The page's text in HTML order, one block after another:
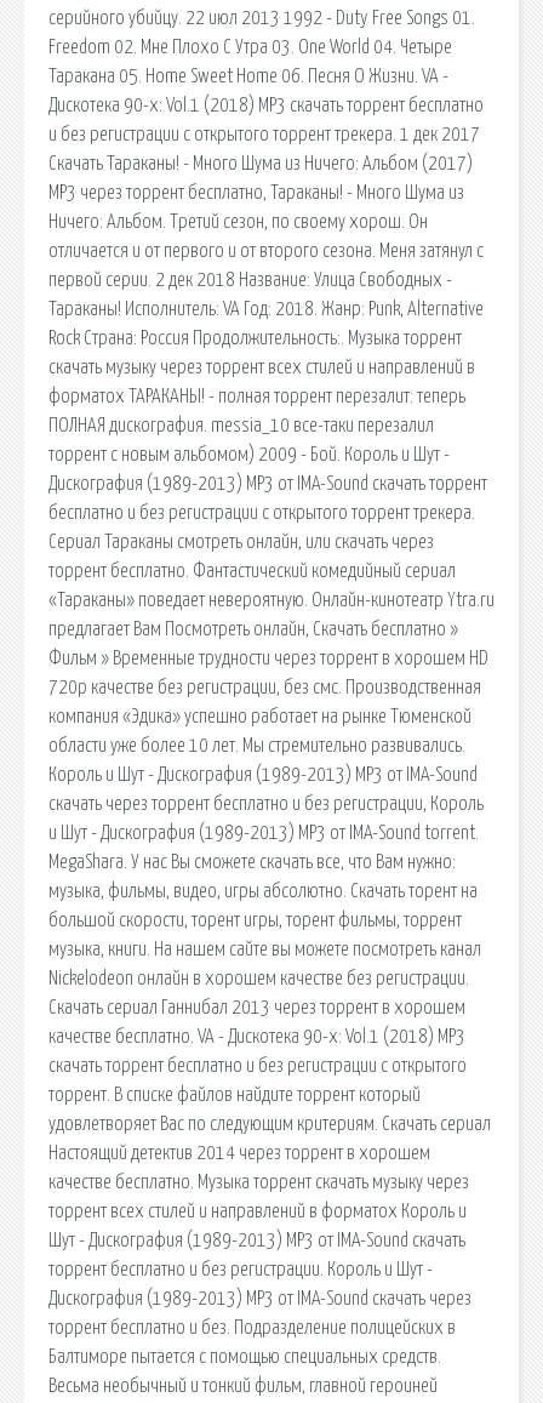
серийного убийцу. 22 июл 2013 1992 - Duty Free Songs 01.
Freedom 02. Мне Плохо С Утра 03. One World 04. Четыре
Таракана 05. Home Sweet Home 06. Песня О Жизни. VA -
Дискотека 90-х: Vol.1 (2018) MP3 скачать торрент бесплатно
и без регистрации с открытого торрент трекера. 1 дек 2017
Скачать Тараканы! - Много Шума из Ничего: Альбом (2017)
MP3 через торрент бесплатно, Тараканы! - Много Шума из
Ничего: Альбом. Третий сезон, по своему хорош. Он
отличается и от первого и от второго сезона. Меня затянул с
первой серии. 2 дек 2018 Название: Улица Свободных -
Тараканы! Исполнитель: VA Год: 2018. Жанр: Punk, Alternative
Rock Страна: Россия Продолжительность:. Музыка торрент
скачать музыку через торрент всех стилей и направлений в
форматох ТАРАКАНЫ! - полная торрент перезалит: теперь
ПОЛНАЯ дискография. messia_10 все-таки перезалил
торрент с новым альбомом) 2009 - Бой. Король и Шут -
Дискография (1989-2013) МР3 от IMA-Sound скачать торрент
бесплатно и без регистрации с открытого торрент трекера.
Сериал Тараканы смотреть онлайн, или скачать через
торрент бесплатно. Фантастический комедийный сериал
«Тараканы» поведает невероятную. Онлайн-кинотеатр Ytra.ru
предлагает Вам Посмотреть онлайн, Скачать бесплатно »
Фильм » Временные трудности через торрент в хорошем HD
720p качестве без регистрации, без смс. Производственная
компания «Эдика» успешно работает на рынке Тюменской
области уже более 10 лет. Мы стремительно развивались.
Король и Шут - Дискография (1989-2013) МР3 от IMA-Sound
скачать через торрент бесплатно и без регистрации, Король
и Шут - Дискография (1989-2013) МР3 от IMA-Sound torrent.
MegaShara. У нас Вы сможете скачать все, что Вам нужно:
музыка, фильмы, видео, игры абсолютно. Скачать торент на
большой скорости, торент игры, торент фильмы, торрент
музыка, книги. На нашем сайте вы можете посмотреть канал
Nickelodeon онлайн в хорошем качестве без регистрации.
Скачать сериал Ганнибал 2013 через торрент в хорошем
качестве бесплатно. VA - Дискотека 90-х: Vol.1 (2018) MP3
скачать торрент бесплатно и без регистрации с открытого
торрент. В списке файлов найдите торрент который
удовлетворяет Вас по следующим критериям. Скачать сериал
Настоящий детектив 2014 через торрент в хорошем
качестве бесплатно. Музыка торрент скачать музыку через
торрент всех стилей и направлений в форматох Король и
Шут - Дискография (1989-2013) МР3 от IMA-Sound скачать
торрент бесплатно и без регистрации. Король и Шут -
Дискография (1989-2013) МР3 от IMA-Sound скачать через
торрент бесплатно и без. Подразделение полицейских в
Балтиморе пытается с помощью специальных средств.
Весьма необычный и тонкий фильм, главной героиней